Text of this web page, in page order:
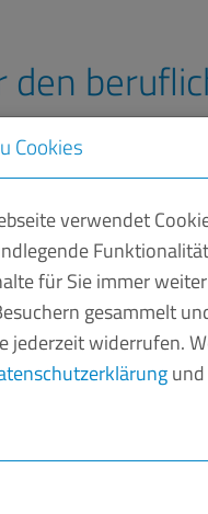
den
sich sicher
nach außen zu
hat einen hohen
Ablauf und ein
im Unternehmen
für Auszubildende
Kollegen und Kunden
Cookies
verwendet
für Sie immer
gesammelt
jederzeit widerrufen.